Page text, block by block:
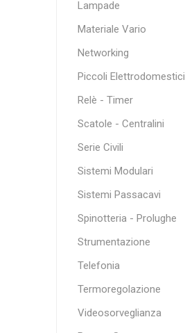
Lampade
Materiale Vario
Networking
Piccoli Elettrodomestici
Relè - Timer
Scatole - Centralini
Serie Civili
Sistemi Modulari
Sistemi Passacavi
Spinotteria - Prolughe
Strumentazione
Telefonia
Termoregolazione
Videosorveglianza